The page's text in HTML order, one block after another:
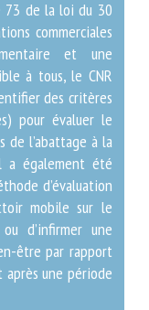
des dispositifs
73 de la loi du
des relations
alimentaire et
à tous, le
identifier des
pour
lors de
mobiles. Il a
de définir une
ces dispositifs
afin de
plus-value en